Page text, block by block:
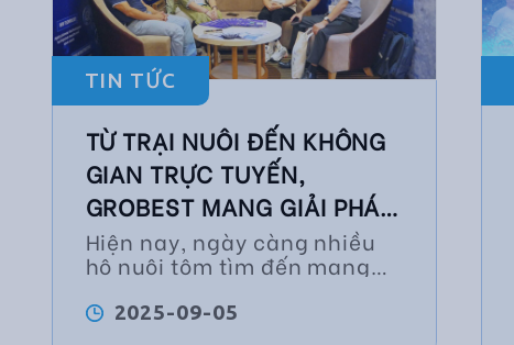
TIN TỨC
TỪ TRẠI NUÔI ĐẾN KHÔNG
GIAN TRỰC TUYẾN,
GROBEST MANG GIẢI PHÁP
KỸ THUẬT KỊP THỜI VÀ HIỆU
QUẢ ĐẾN NGƯỜI NUÔI
Hiện nay, ngày càng nhiều
hộ nuôi tôm tìm đến mạng
thức kỹ thuật và trao đổi
2025-09-05